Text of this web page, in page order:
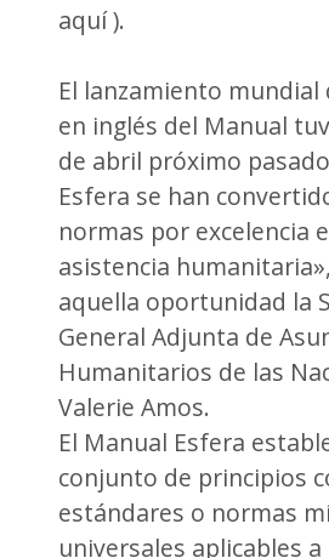
aquí ).
El lanzamiento mundial
en inglés del Manual
de abril próximo
Esfera se han
normas por excelencia
asistencia
aquella oportunidad la
General Adjunta de
Humanitarios de las
Valerie Amos.
El Manual Esfera
conjunto de principios
estándares o normas
universales aplicables